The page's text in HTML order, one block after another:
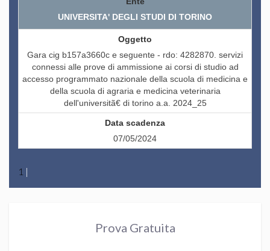
UNIVERSITA' DEGLI STUDI DI TORINO
Gara cig b157a3660c e seguente - rdo: 4282870. servizi
connessi alle prove di ammissione ai corsi di studio ad
accesso programmato nazionale della scuola di medicina e
della scuola di agraria e medicina veterinaria
dell'universitã€ di torino a.a. 2024_25
07/05/2024
1 |
Prova Gratuita